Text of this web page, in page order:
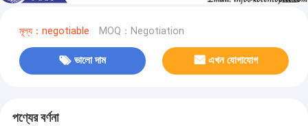
মূল্য：negotiable MOQ：Negotiation
ভালো দাম এখন যোগাযোগ
পণ্যের বর্ণনা